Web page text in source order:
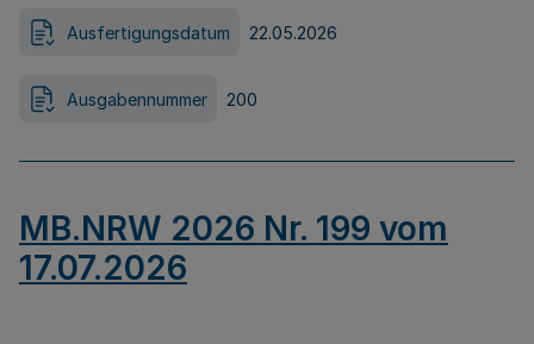
Ausfertigungsdatum 22.05.2026
Ausgabennummer 200
MB.NRW 2026 Nr. 199 vom
17.07.2026